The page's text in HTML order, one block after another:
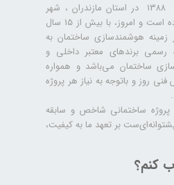
از سال ۱۳۸۸ در استان مازندران ، شهر
ساری فعالیت خود را آغاز کرده است و امروز، با بیش از ۱۵ سال
زمینه هوشمندسازی ساختمان به
رسمی برندهای معتبر داخلی و
ساختمان می‌باشد و همواره
روز و باتوجه به نیاز هر پروژه
ساختمانی شاخص و سابقه
بر تعهد ما به کیفیت،
کنم؟